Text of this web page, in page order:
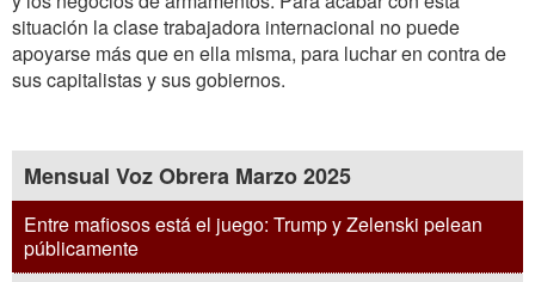
situación la clase trabajadora internacional no puede
apoyarse más que en ella misma, para luchar en contra de
sus capitalistas y sus gobiernos.
Mensual Voz Obrera Marzo 2025
Entre mafiosos está el juego: Trump y Zelenski pelean
públicamente